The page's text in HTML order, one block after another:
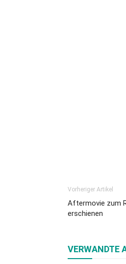
Vorheriger Artikel
Aftermovie zum
erschienen
VERWANDTE